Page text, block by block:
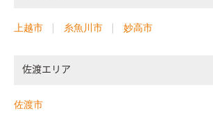
上越市 糸魚川市 妙高市
佐渡エリア
佐渡市